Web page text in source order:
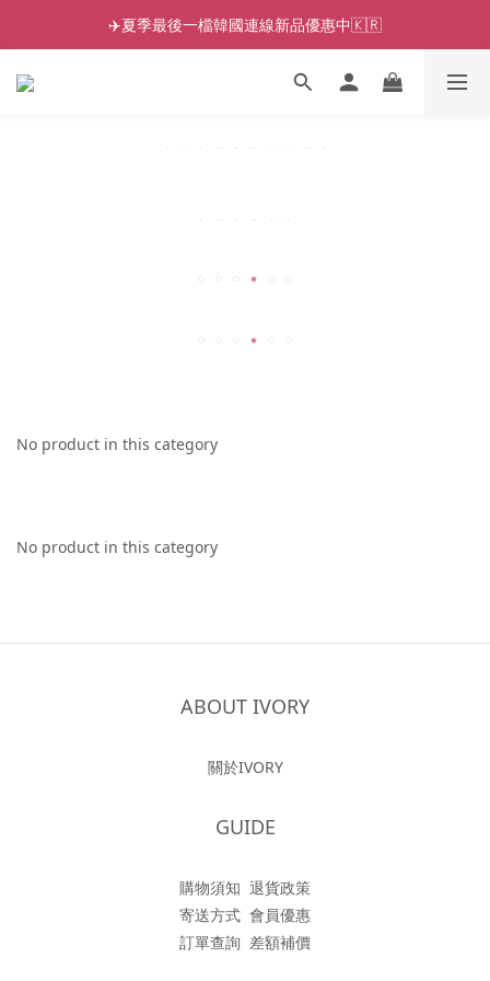
✈️夏季最後一檔韓國連線新品優惠中🇰🇷
No product in this category
No product in this category
ABOUT IVORY
關於IVORY
GUIDE
購物須知 退貨政策
寄送方式 會員優惠
訂單查詢 差額補價